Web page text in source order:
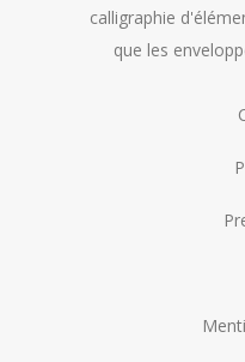
calligraphie
que les